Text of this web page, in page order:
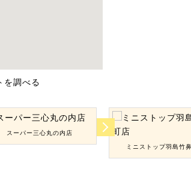
スーパー三心丸の内店
ミニストップ羽島竹